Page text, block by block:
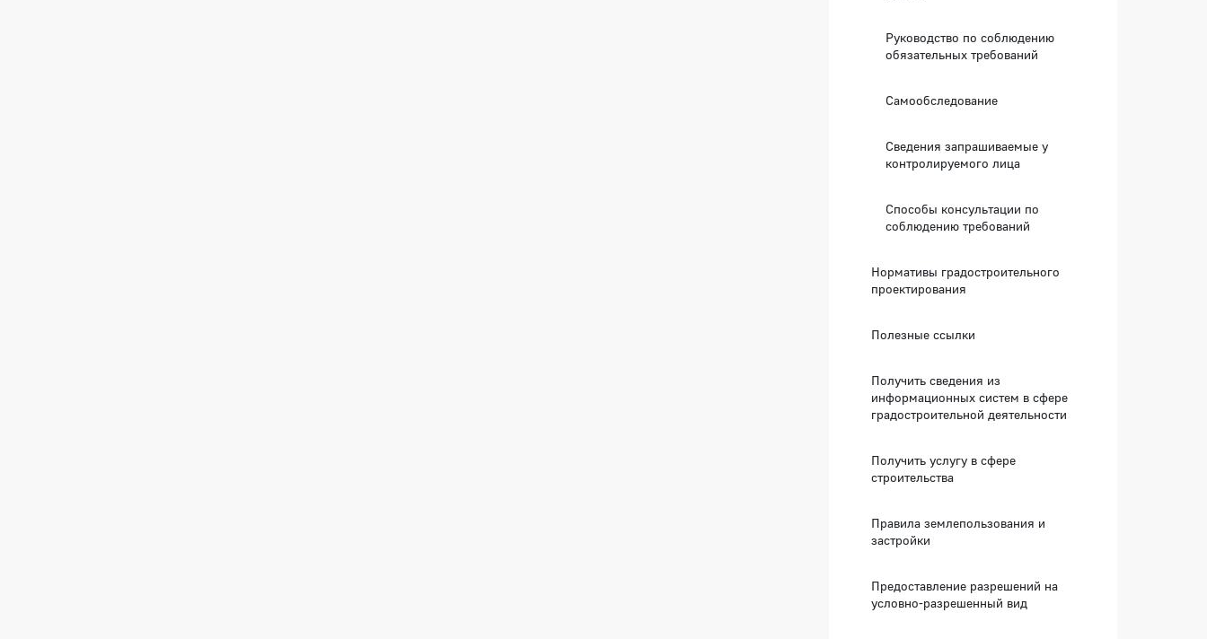
Руководство по соблюдению
обязательных требований
Самообследование
Сведения запрашиваемые у
контролируемого лица
Способы консультации по
соблюдению требований
Нормативы градостроительного
проектирования
Полезные ссылки
Получить сведения из
информационных систем в сфере
градостроительной деятельности
Получить услугу в сфере
строительства
Правила землепользования и
застройки
Предоставление разрешений на
условно-разрешенный вид